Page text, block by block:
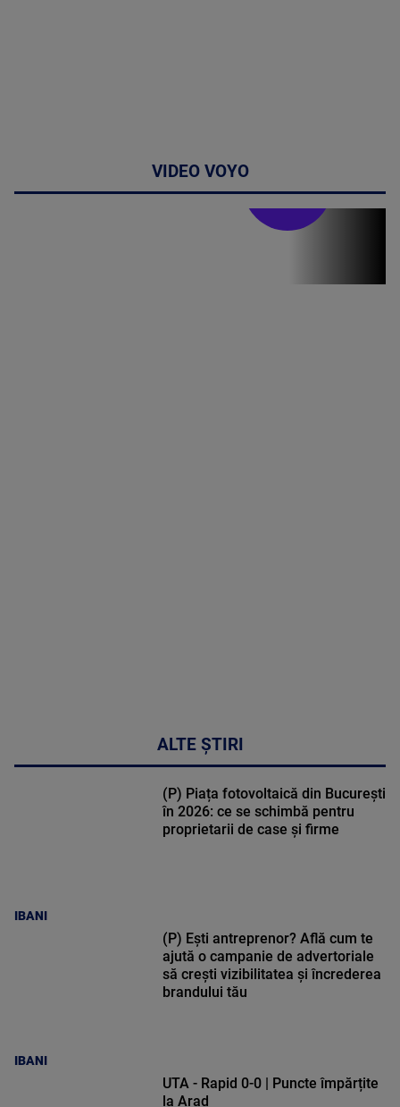
VIDEO VOYO
ALTE ȘTIRI
IBANI
(P) Piața fotovoltaică din București
în 2026: ce se schimbă pentru
proprietarii de case și firme
IBANI
(P) Ești antreprenor? Află cum te
ajută o campanie de advertoriale
să crești vizibilitatea și încrederea
brandului tău
UTA - Rapid 0-0 | Puncte împărțite
la Arad